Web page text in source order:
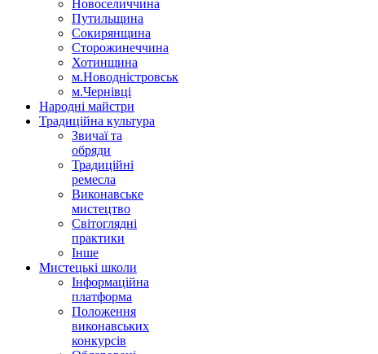
Новоселиччина
Путильщина
Сокирянщина
Сторожинеччина
Хотинщина
м.Новодністровськ
м.Чернівці
Народні майстри
Традиційна культура
Звичаї та
обряди
Традиційні
ремесла
Виконавське
мистецтво
Світоглядні
практики
Інше
Мистецькі школи
Інформаційна
платформа
Положення
виконавських
конкурсів